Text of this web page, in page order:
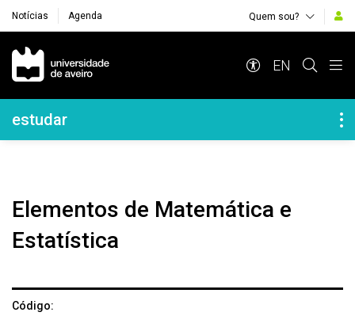
Notícias Agenda Quem sou?
Navegação Principal
EN
Navegação Lateral
estudar
Elementos de Matemática e
Estatística
Código: